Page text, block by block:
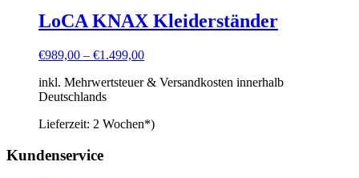
LoCA KNAX Kleiderständer
€989,00 – €1.499,00
inkl. Mehrwertsteuer & Versandkosten innerhalb
Deutschlands
Lieferzeit: 2 Wochen*)
Kundenservice